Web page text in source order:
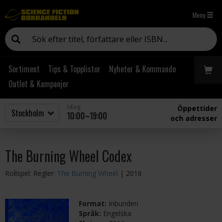
Meny
Sortiment Tips & Topplistor
Nyheter & Kommande
Outlet & Kampanjer
10:00–19:00
Öppettider
och adresser
The Burning Wheel Codex
Rollspel: Regler: The Burning Wheel | 2016
Format: Inbunden
Språk: Engelska